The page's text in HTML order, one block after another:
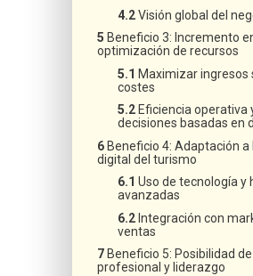
Visión global del
Beneficio 3: Incremento
optimización de recursos
Maximizar ingresos
costes
Eficiencia operativa
decisiones basadas en
Beneficio 4: Adaptación
digital del turismo
Uso de tecnología y
avanzadas
Integración con
ventas
Beneficio 5: Posibilidad
profesional y liderazgo